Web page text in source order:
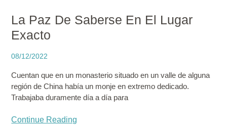
La Paz De Saberse En El Lugar
Exacto
08/12/2022
Cuentan que en un monasterio situado en un valle de alguna
región de China había un monje en extremo dedicado.
Trabajaba duramente día a día para
Continue Reading